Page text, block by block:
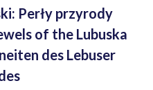
Perły przyrody
of the Lubuska
des Lebuser